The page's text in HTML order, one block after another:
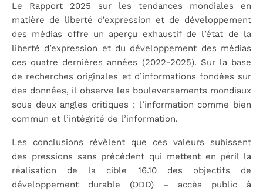
Le Rapport 2025 sur les tendances mondiales en
matière de liberté d’expression et de développement
des médias offre un aperçu exhaustif de l’état de la
liberté d’expression et du développement des médias
ces quatre dernières années (2022-2025). Sur la base
de recherches originales et d’informations fondées sur
des données, il observe les bouleversements mondiaux
sous deux angles critiques : l’information comme bien
commun et l’intégrité de l’information.
Les conclusions révèlent que ces valeurs subissent
des pressions sans précédent qui mettent en péril la
réalisation de la cible 16.10 des objectifs de
développement durable (ODD) – accès public à